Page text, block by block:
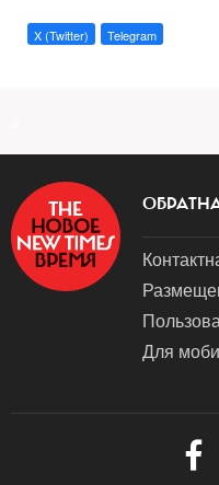
X (Twitter) Telegram
Для